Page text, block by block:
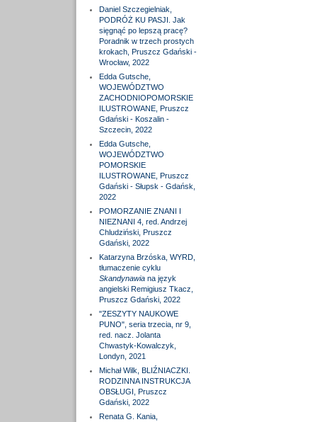
Daniel Szczegielniak,
PODRÓŻ KU PASJI. Jak
sięgnąć po lepszą pracę?
Poradnik w trzech prostych
krokach, Pruszcz Gdański -
Wrocław, 2022
Edda Gutsche,
WOJEWÓDZTWO
ZACHODNIOPOMORSKIE
ILUSTROWANE, Pruszcz
Gdański - Koszalin -
Szczecin, 2022
Edda Gutsche,
WOJEWÓDZTWO
POMORSKIE
ILUSTROWANE, Pruszcz
Gdański - Słupsk - Gdańsk,
2022
POMORZANIE ZNANI I
NIEZNANI 4, red. Andrzej
Chludziński, Pruszcz
Gdański, 2022
Katarzyna Brzóska, WYRD,
tłumaczenie cyklu
Skandynawiana język
angielski Remigiusz Tkacz,
Pruszcz Gdański, 2022
"ZESZYTY NAUKOWE
PUNO", seria trzecia, nr 9,
red. nacz. Jolanta
Chwastyk-Kowalczyk,
Londyn, 2021
Michał Wilk, BLIŹNIACZKI.
RODZINNA INSTRUKCJA
OBSŁUGI, Pruszcz
Gdański, 2022
Renata G. Kania,